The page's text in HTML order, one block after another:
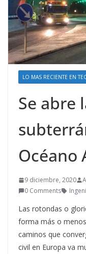
LO MAS RECIENTE EN
Se abre
Océano
9 diciembre, 2020
0 Comments
Las rotondas o
forma más o
caminos que
civil en Europa va